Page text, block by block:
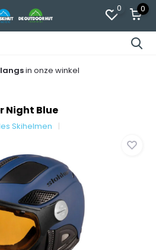
0 0
in onze winkel
Night Blue
Skihelmen